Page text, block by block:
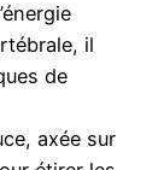
il
de
axée sur